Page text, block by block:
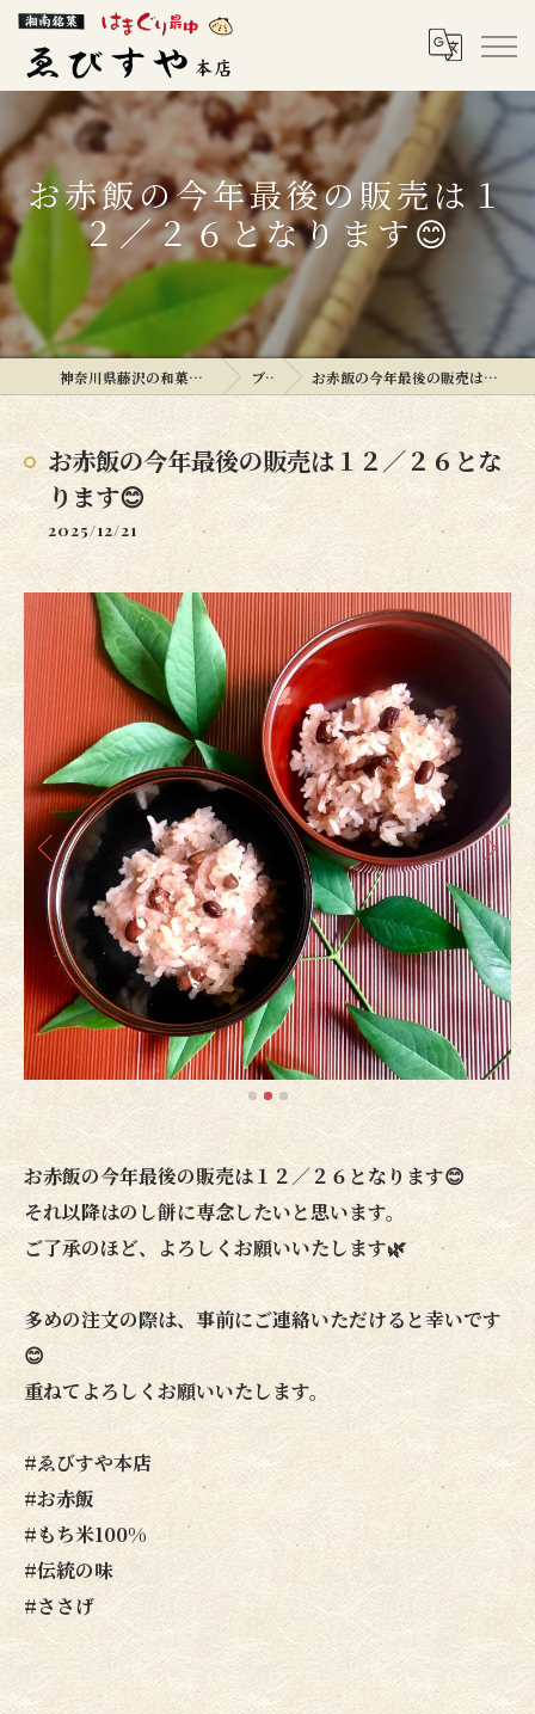
お赤飯の今年最後の販売は１
２／２６となります😊
神奈川県藤沢の和菓子ならゑびすや本店 ブログ お赤飯の今年最後の販売は１２／２６となります😊
お赤飯の今年最後の販売は１２／２６とな
ります😊
2025/12/21
お赤飯の今年最後の販売は１２／２６となります😊
それ以降はのし餅に専念したいと思います。
ご了承のほど、よろしくお願いいたします🌿
多めの注文の際は、事前にご連絡いただけると幸いです
😊
重ねてよろしくお願いいたします。
#ゑびすや本店
#お赤飯
#もち米100%
#伝統の味
#ささげ